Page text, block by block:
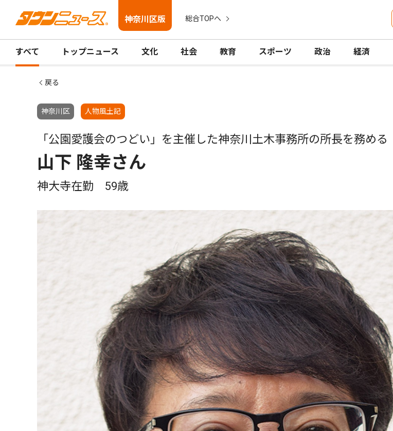
神奈川区版 総合TOPへ
すべて トップニュース 文化 社会 教育 スポーツ 政治 経済
戻る
神奈川区 人物風土記
「公園愛護会のつどい」を主催した神奈川土木事務所の所長を務める
山下 隆幸さん
神大寺在勤 59歳